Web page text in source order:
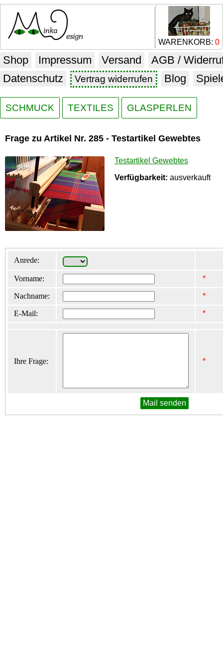
WARENKORB: 0
Shop Impressum Versand
AGB /
Datenschutz
Vertrag widerrufen Blog
SCHMUCK TEXTILES GLASPERLEN
Frage zu Artikel Nr. 285 - Testartikel Gewebtes
Testartikel Gewebtes
Verfügbarkeit: ausverkauft
Anrede:
Vorname:
Nachname:
E-Mail:
Ihre Frage: